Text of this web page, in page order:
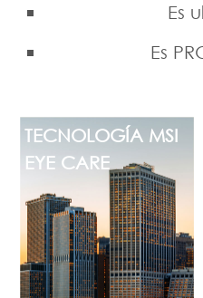
Es
Es
TECNOLOGÍA MSI
EYE CARE